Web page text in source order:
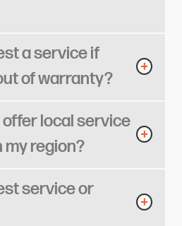
a service if
local service
service or